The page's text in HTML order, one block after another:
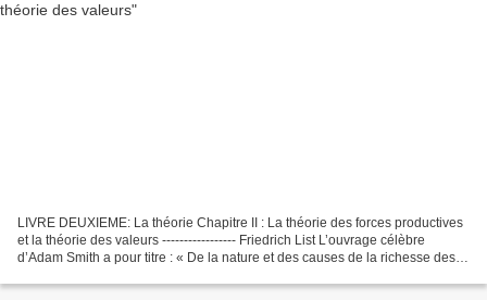
LIVRE DEUXIEME: La théorie Chapitre II : La théorie des forces productives
et la théorie des valeurs ----------------- Friedrich List L’ouvrage célèbre
d’Adam Smith a pour titre : « De la nature et des causes de la richesse des